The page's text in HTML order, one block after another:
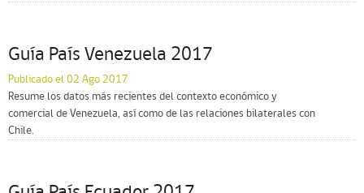
Guía País Venezuela 2017
Publicado el 02 Ago 2017
Resume los datos más recientes del contexto económico y
comercial de Venezuela, así como de las relaciones bilaterales con
Chile.